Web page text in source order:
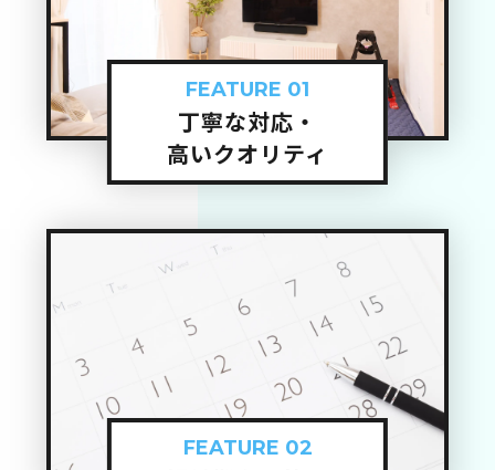
FEATURE 01
丁寧な対応・
高いクオリティ
FEATURE 02